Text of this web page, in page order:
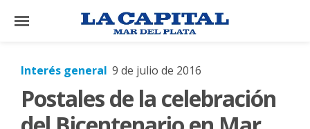
×
El
País
Interés general 9 de julio de 2016
Postales de la celebración